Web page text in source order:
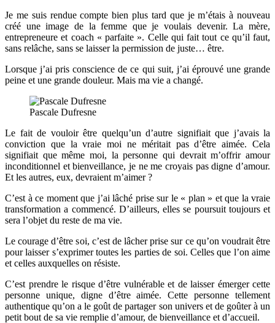
Je me suis rendue compte bien plus tard que je m’étais à nouveau
créé une image de la femme que je voulais devenir. La mère,
entrepreneure et coach « parfaite ». Celle qui fait tout ce qu’il faut,
sans relâche, sans se laisser la permission de juste… être.
Lorsque j’ai pris conscience de ce qui suit, j’ai éprouvé une grande
peine et une grande douleur. Mais ma vie a changé.
Pascale Dufresne
Le fait de vouloir être quelqu’un d’autre signifiait que j’avais la
conviction que la vraie moi ne méritait pas d’être aimée. Cela
signifiait que même moi, la personne qui devrait m’offrir amour
inconditionnel et bienveillance, je ne me croyais pas digne d’amour.
Et les autres, eux, devraient m’aimer ?
C’est à ce moment que j’ai lâché prise sur le « plan » et que la vraie
transformation a commencé. D’ailleurs, elles se poursuit toujours et
sera l’objet du reste de ma vie.
Le courage d’être soi, c’est de lâcher prise sur ce qu’on voudrait être
pour laisser s’exprimer toutes les parties de soi. Celles que l’on aime
et celles auxquelles on résiste.
C’est prendre le risque d’être vulnérable et de laisser émerger cette
personne unique, digne d’être aimée. Cette personne tellement
authentique qu’on a le goût de partager son univers et de goûter à un
petit bout de sa vie remplie d’amour, de bienveillance et d’accueil.